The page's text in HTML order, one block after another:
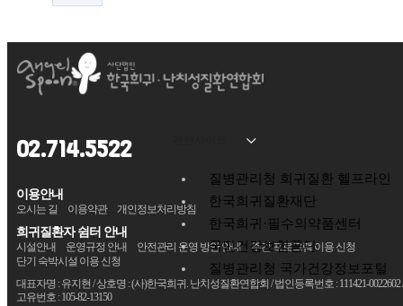
질병관리청 희귀질환 헬프라인
한국희귀질환재단
한국희귀·필수의약품센터
국민건강보험공단
질병관리청 국가건강정보포털
02.714.5522
이용안내
오시는 길 이용약관 개인정보처리방침
희귀질환자 쉼터 안내
시설안내 운영규정 안내 안전관리 운영 방안 안내
주간 프로그램 이용 신청
단기 숙박시설 이용 신청
대표자명 : 유지현 / 상호명 : (사)한국희귀. 난치성질환연합회 / 법인등록번호 : 111421-0022602 /
고유번호 : 105-82-13150